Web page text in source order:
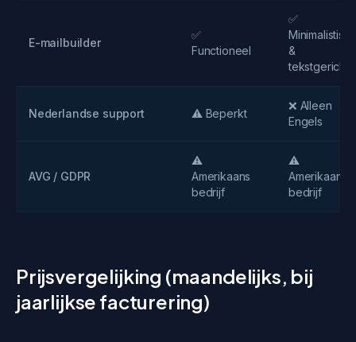
E-mailbuilder
✅
Functioneel
✅
Minimalistisch
&
tekstgericht
Nederlandse support ⚠️ Beperkt
❌ Alleen
Engels
AVG / GDPR
⚠️
Amerikaans
bedrijf
⚠️
Amerikaans
bedrijf
Prijsvergelijking (maandelijks, bij
jaarlijkse facturering)